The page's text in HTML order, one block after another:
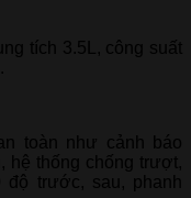
tích 3.5L, công suất
toàn như cảnh báo
hệ thống chống trượt,
độ trước, sau, phanh